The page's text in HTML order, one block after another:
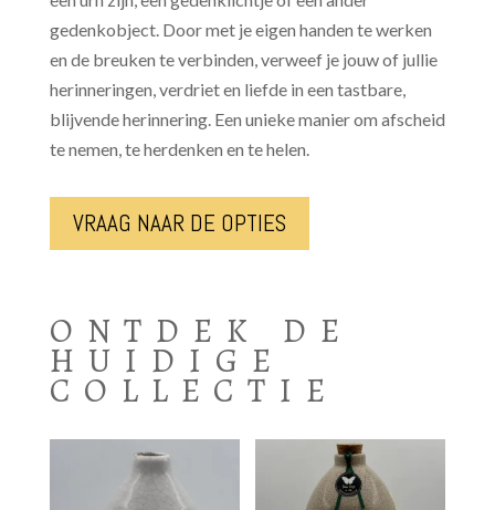
gedenkobject. Door met je eigen handen te werken
en de breuken te verbinden, verweef je jouw of jullie
herinneringen, verdriet en liefde in een tastbare,
blijvende herinnering. Een unieke manier om afscheid
te nemen, te herdenken en te helen.
VRAAG NAAR DE OPTIES
ONTDEK DE
HUIDIGE
COLLECTIE